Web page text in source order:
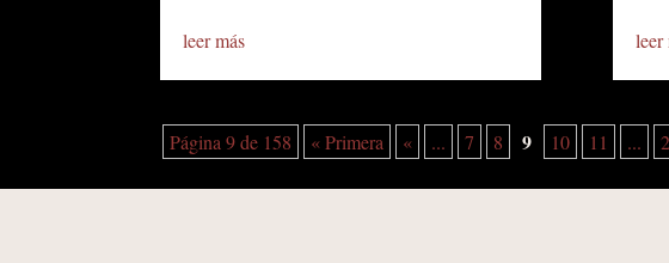
leer más leer
Página 9 de 158 « Primera « ... 7 8 9 10 11 ...